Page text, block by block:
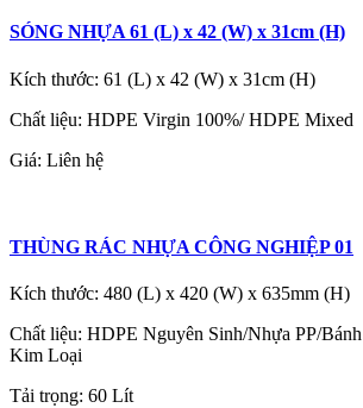
SÓNG NHỰA 61 (L) x 42 (W) x 31cm (H)
Kích thước: 61 (L) x 42 (W) x 31cm (H)
Chất liệu: HDPE Virgin 100%/ HDPE Mixed
Giá: Liên hệ
THÙNG RÁC NHỰA CÔNG NGHIỆP 01
Kích thước: 480 (L) x 420 (W) x 635mm (H)
Chất liệu: HDPE Nguyên Sinh/Nhựa PP/
Kim Loại
Tải trọng: 60 Lít